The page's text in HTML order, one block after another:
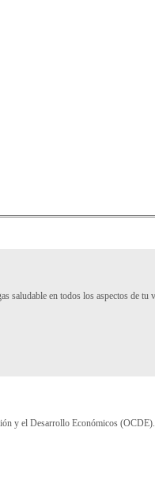
saludable en todos los aspectos de tu
y el Desarrollo Económicos (OCDE).